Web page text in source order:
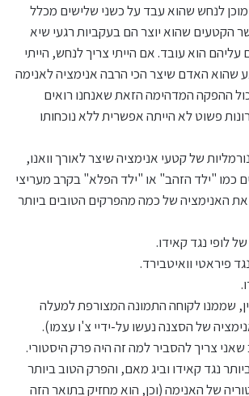
לנחש שהוא עבד על כשני שלישים מכלל
הקטעים שהוא יוצר הם בעקביות רגעי שיא
עליהם הוא עובד. אם הייתי צריך לנחש, הייתי
שהוא האדם שיצר הכי הרבה אנימציה לאנימה
ההפקה המדהימה הזאת שאנחנו רואים
פשוט לא הייתה אפשרית ללא נוכחותו
של קטעי אנימציה שיצר לאורך וואנו,
כמו "ילד הזהב" או "ילד הפלא" בקרב מעריצי
את האנימציה של כמה מהפרקים הטובים ביותר
שממנו לקוחה התמונה המצורפת למעלה
של הסצנה נעשו על-ידיי צ'ו עצמו).
ביותר נגד קאידו וביג מאם, והפרק הטוב ביותר
של האנימה (וכן, הוא מחזיק בתואר הזה